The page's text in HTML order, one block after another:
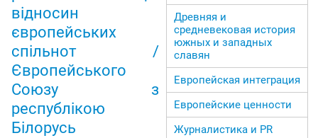
відносин
європейських
спільнот /
Європейського
Союзу з
республікою
Білорусь
Древняя и
средневековая история
южных и западных
славян
Европейская интеграция
Европейские ценности
Журналистика и PR